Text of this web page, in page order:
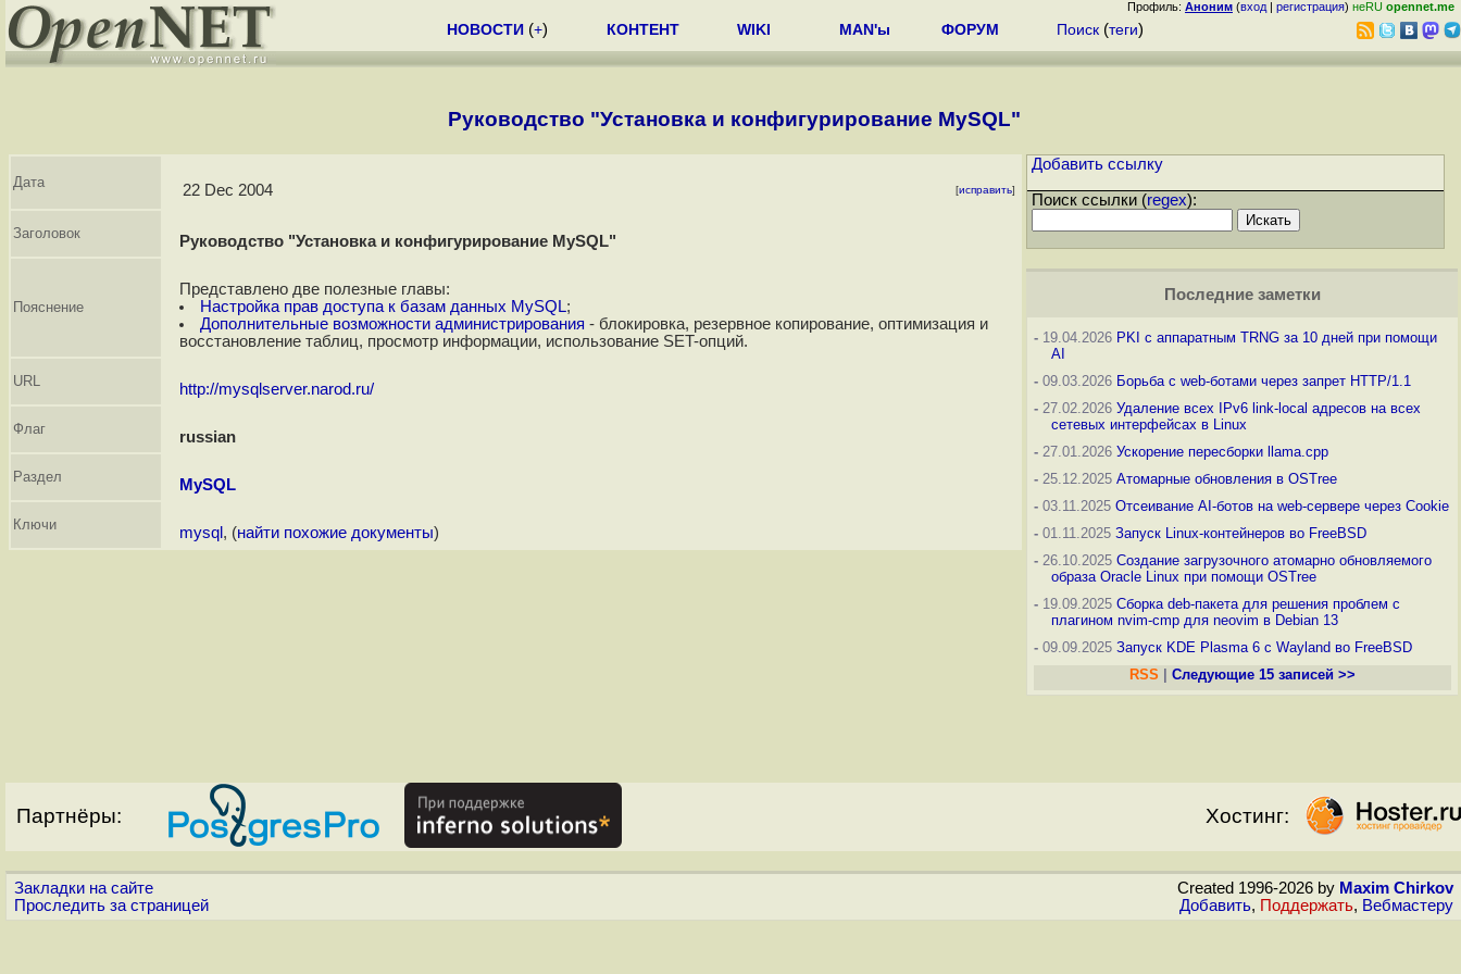
Профиль: Аноним (вход | регистрация) неRU opennet.me
НОВОСТИ (+) КОНТЕНТ WIKI MAN'ы ФОРУМ Поиск (теги)
Руководство "Установка и конфигурирование MySQL"
Дата 22 Dec 2004 [исправить]
Заголовок Руководство "Установка и конфигурирование MySQL"
Пояснение
Представлено две полезные главы:
Настройка прав доступа к базам данных MySQL;
Дополнительные возможности администрирования - блокировка, резервное копирование, оптимизация и
восстановление таблиц, просмотр информации, использование SET-опций.
URL http://mysqlserver.narod.ru/
Флаг russian
Раздел MySQL
Ключи mysql , (найти похожие документы)
Добавить ссылку
Поиск ссылки (regex):
Последние заметки
- 19.04.2026 PKI с аппаратным TRNG за 10 дней при помощи
AI
- 09.03.2026 Борьба с web-ботами через запрет HTTP/1.1
- 27.02.2026 Удаление всех IPv6 link-local адресов на всех
сетевых интерфейсах в Linux
- 27.01.2026 Ускорение пересборки llama.cpp
- 25.12.2025 Атомарные обновления в OSTree
- 03.11.2025 Отсеивание AI-ботов на web-сервере через Cookie
- 01.11.2025 Запуск Linux-контейнеров во FreeBSD
- 26.10.2025 Создание загрузочного атомарно обновляемого
образа Oracle Linux при помощи OSTree
- 19.09.2025 Сборка deb-пакета для решения проблем с
плагином nvim-cmp для neovim в Debian 13
- 09.09.2025 Запуск KDE Plasma 6 с Wayland во FreeBSD
RSS
Следующие 15 записей >>
Партнёры: Хостинг:
Закладки на сайте
Проследить за страницей
Created 1996-2026 by Maxim Chirkov
Добавить, Поддержать, Вебмастеру